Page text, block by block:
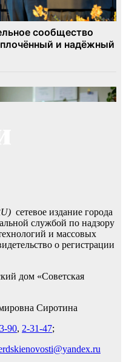
сетевое издание города
службой по надзору
и массовых
о регистрации
дом «Советская
Сиротина
90, 2-31-47;